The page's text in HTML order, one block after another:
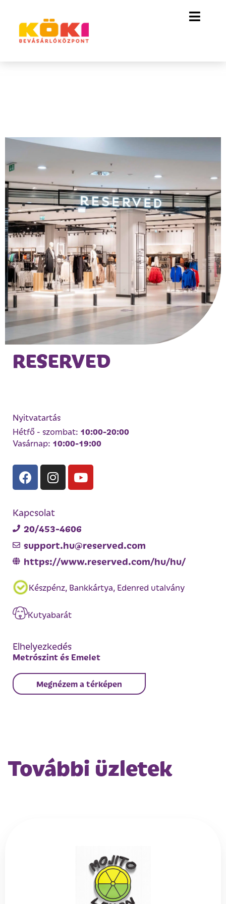
RESERVED
Nyitvatartás
Hétfő - szombat: 10:00-20:00
Vasárnap: 10:00-19:00
Kapcsolat
20/453-4606
support.hu@reserved.com
https://www.reserved.com/hu/hu/
Készpénz, Bankkártya, Edenred utalvány
Kutyabarát
Elhelyezkedés
Metrószint és Emelet
Megnézem a térképen
További üzletek